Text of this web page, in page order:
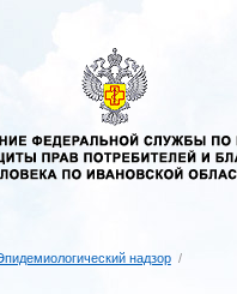
надзор/